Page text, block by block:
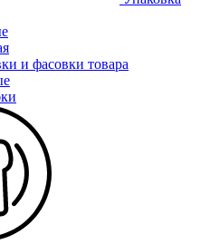
и фасовки товара